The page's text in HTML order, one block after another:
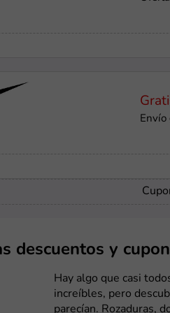
Envío
descuentos y
Hay algo que casi
increíbles, pero
parecían. Rozaduras,